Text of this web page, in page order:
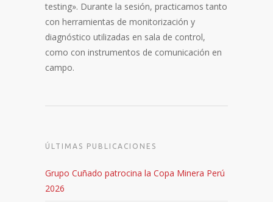
testing». Durante la sesión, practicamos tanto
con herramientas de monitorización y
diagnóstico utilizadas en sala de control,
como con instrumentos de comunicación en
campo.
ÚLTIMAS PUBLICACIONES
Grupo Cuñado patrocina la Copa Minera Perú
2026